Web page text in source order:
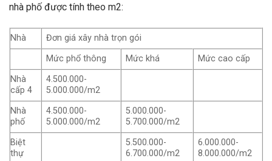
nhà phố được tính theo m2:
Nhà
Đơn giá xây nhà trọn gói
Mức phổ thông
Mức khá
Mức cao cấp
Nhà
cấp 4
4.500.000-
5.000.000/m2
Nhà
phố
4.500.000-
5.000.000/m2
5.000.000-
5.700.000/m2
Biệt
thự
5.500.000-
6.700.000/m2
6.000.000-
8.000.000/m2